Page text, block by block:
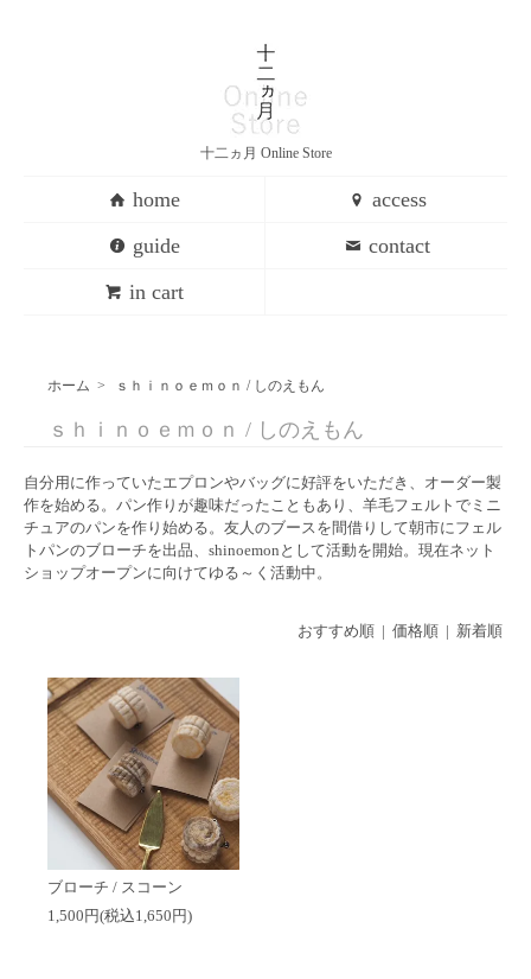
十二ヵ月 Online Store
home
access
guide
contact
in cart
ホーム > ｓｈｉｎｏｅｍｏｎ / しのえもん
ｓｈｉｎｏｅｍｏｎ / しのえもん
自分用に作っていたエプロンやバッグに好評をいただき、オーダー製
作を始める。パン作りが趣味だったこともあり、羊毛フェルトでミニ
チュアのパンを作り始める。友人のブースを間借りして朝市にフェル
トパンのブローチを出品、shinoemonとして活動を開始。現在ネット
ショップオープンに向けてゆる～く活動中。
おすすめ順| 価格順 | 新着順
ブローチ / スコーン
1,500円(税込1,650円)